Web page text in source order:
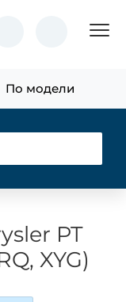
По модели
PT
XYG)